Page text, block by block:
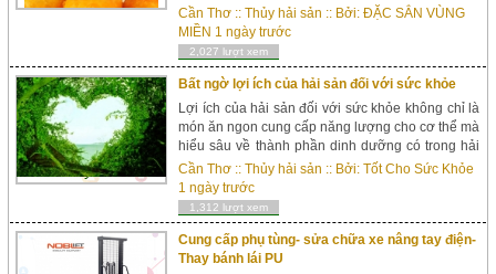
Thủy Hải Sản tươi sạch tốt cho sức khỏe. Gồm:
Món chế biến Khoai Nhộng từ Khoai lang Nh...
Cần Thơ ::Thủy hải sản :: Bởi:ĐẶC SẲN VÙNG
MIỀN 1 ngày trước
2,027 lượt xem
Bất ngờ lợi ích của hải sản đối với sức khỏe
Lợi ích của hải sản đối với sức khỏe không chỉ là
món ăn ngon cung cấp năng lượng cho cơ thể mà
hiểu sâu về thành phần dinh dưỡng có trong hải
sản còn giúp bạn nắm bắt được loại hải sản nào
tốt cho nhu cầu dinh dưỡng, nhu cầu chữa bệnh
của từng ...
Cần Thơ ::Thủy hải sản :: Bởi:Tốt Cho Sức Khỏe
1 ngày trước
1,312 lượt xem
Cung cấp phụ tùng- sửa chữa xe nâng tay điện-
Thay bánh lái PU